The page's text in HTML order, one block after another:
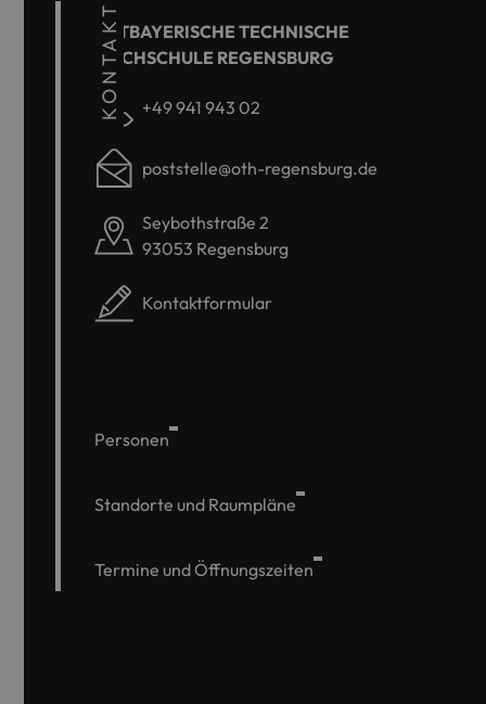
KONTAKT
OSTBAYERISCHE TECHNISCHE
HOCHSCHULE REGENSBURG
+49 941 943 02
poststelle@oth-regensburg.de
Seybothstraße 2
93053 Regensburg
Kontaktformular
Personen
Standorte und Raumpläne
Termine und Öffnungszeiten